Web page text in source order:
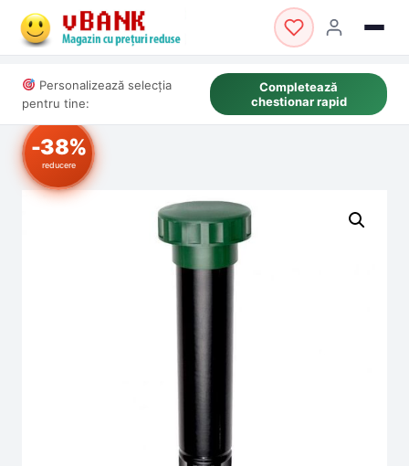
Personalizează selecția
pentru tine:
Completează
chestionar rapid
-38%
reducere